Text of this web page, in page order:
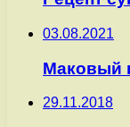
03.08.2021
Маковый
29.11.2018